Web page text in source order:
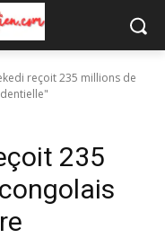
reçoit 235 millions de
235